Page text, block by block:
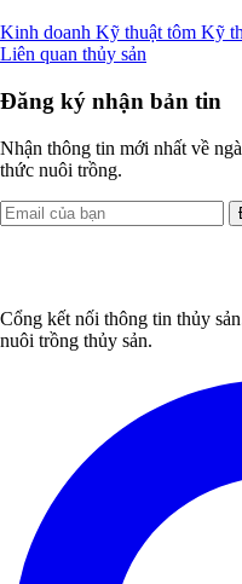
Kinh doanh Kỹ thuật tôm Kỹ
Liên quan thủy sản
Đăng ký nhận bản tin
Nhận thông tin mới nhất về
thức nuôi trồng.
Cổng kết nối thông tin thủy
nuôi trồng thủy sản.